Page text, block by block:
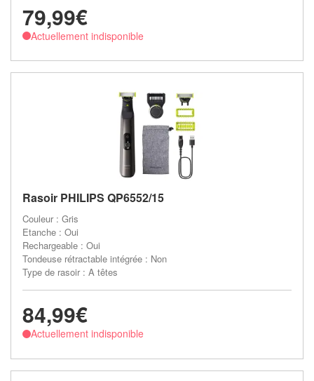
79,99€
Actuellement indisponible
Rasoir PHILIPS QP6552/15
Couleur : Gris
Etanche : Oui
Rechargeable : Oui
Tondeuse rétractable intégrée : Non
Type de rasoir : A têtes
84,99€
Actuellement indisponible